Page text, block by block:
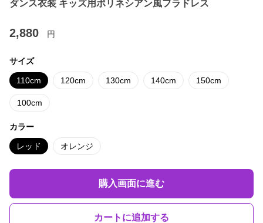
ダンス衣装 キッズ用ポリネシアン風フラドレス
2,880 円
サイズ
110cm 120cm 130cm 140cm 150cm
100cm
カラー
レッド オレンジ
購入画面に進む
カートに追加する